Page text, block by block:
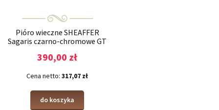
Pióro wieczne SHEAFFER
Sagaris czarno-chromowe GT
390,00 zł
Cena netto: 317,07 zł
do koszyka